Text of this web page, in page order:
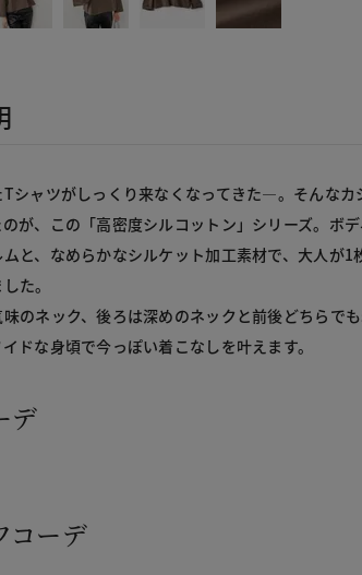
Tシャツがしっくり来なくなってきた―。そんなカ
が、この「高密度シルコットン」シリーズ。ボ
と、なめらかなシルケット加工素材で、大人が1
た。
のネック、後ろは深めのネックと前後どちらで
ドな身頃で今っぽい着こなしを叶えます。
デ
コーデ